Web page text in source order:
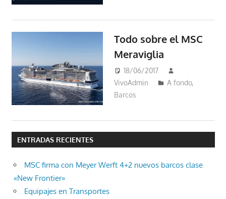
Todo sobre el MSC
Meraviglia
18/06/2017
VivoAdmin
A fondo,
Barcos
ENTRADAS RECIENTES
MSC firma con Meyer Werft 4+2 nuevos barcos clase
«New Frontier»
Equipajes en Transportes